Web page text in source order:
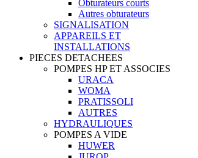
Obturateurs courts
Autres obturateurs
SIGNALISATION
APPAREILS ET
INSTALLATIONS
PIECES DETACHEES
POMPES HP ET ASSOCIES
URACA
WOMA
PRATISSOLI
AUTRES
HYDRAULIQUES
POMPES A VIDE
HUWER